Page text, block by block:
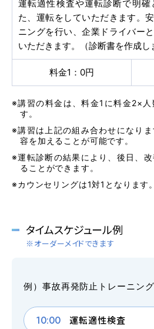
お知らせ
2026.08.08 お知らせ
お盆期間中も営業しておりま
2026.08.01 お知らせ NEW!
スキップローンで今すぐ入校
年2月からも可能です
卒業生の声
運転適性検査や運転診断で明確
た、運転をしていただきます。
ニングを行い、企業ドライバー
いただきます。（診断書を作成し
0円
※講習の料金は、料金1に料金2×人
す。
※講習は上記の組み合わせになり
容を加えることが可能です。
※運転診断の結果により、後日、
ることができます。
※カウンセリングは1対1となります。
タイムスケジュール例
※オーダーメイドできます
例）事故再発防止トレーニング
10:00 運転適性検査